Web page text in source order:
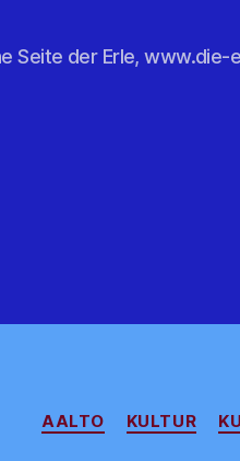
Seite der Erle, www.die-
AALTO KULTUR